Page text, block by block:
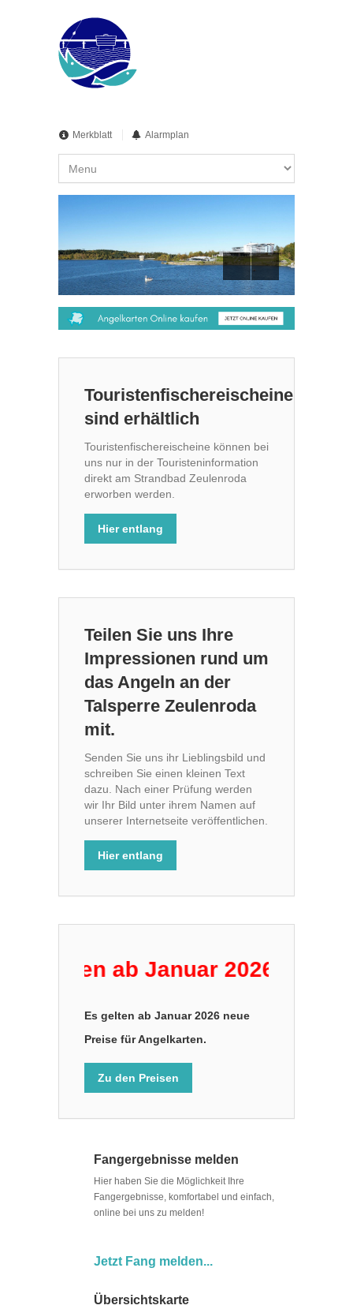
Merkblatt Alarmplan
Touristenfischereischeine
sind erhältlich
Touristenfischereischeine können bei
uns nur in der Touristeninformation
direkt am Strandbad Zeulenroda
erworben werden.
Hier entlang
Teilen Sie uns Ihre
Impressionen rund um
das Angeln an der
Talsperre Zeulenroda
mit.
Senden Sie uns ihr Lieblingsbild und
schreiben Sie einen kleinen Text
dazu. Nach einer Prüfung werden
wir Ihr Bild unter ihrem Namen auf
unserer Internetseite veröffentlichen.
Hier entlang
gelten ab Januar 2026 neue
Es gelten ab Januar 2026 neue
Preise für Angelkarten.
Zu den Preisen
Fangergebnisse melden
Hier haben Sie die Möglichkeit Ihre
Fangergebnisse, komfortabel und einfach,
online bei uns zu melden!
Jetzt Fang melden...
Übersichtskarte